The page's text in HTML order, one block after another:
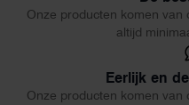
Onze producten komen van
altijd
Eerlijk en
Onze producten komen van